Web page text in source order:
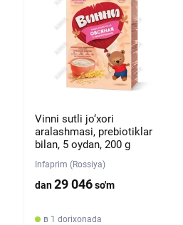
Vinni sutli jo‘xori
aralashmasi, prebiotiklar
bilan, 5 oydan, 200 g
Infaprim (Rossiya)
dan29 046so'm
в 1 dorixonada